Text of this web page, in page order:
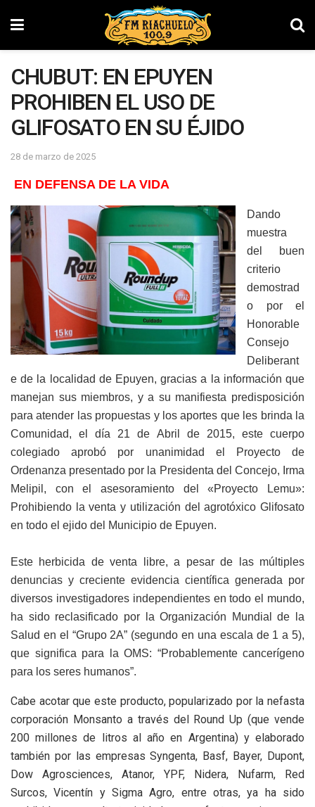
CHUBUT: EN EPUYEN
PROHIBEN EL USO DE
GLIFOSATO EN SU ÉJIDO
28 de marzo de 2025
EN DEFENSA DE LA VIDA
Dando
muestra
del buen
criterio
demostrad
o por el
Honorable
Consejo
Deliberant
e de la localidad de Epuyen, gracias a la información que
manejan sus miembros, y a su manifiesta predisposición
para atender las propuestas y los aportes que les brinda la
Comunidad, el día 21 de Abril de 2015, este cuerpo
colegiado aprobó por unanimidad el Proyecto de
Ordenanza presentado por la Presidenta del Concejo, Irma
Melipil, con el asesoramiento del «Proyecto Lemu»:
Prohibiendo la venta y utilización del agrotóxico Glifosato
en todo el ejido del Municipio de Epuyen.
Este herbicida de venta libre, a pesar de las múltiples
denuncias y creciente evidencia científica generada por
diversos investigadores independientes en todo el mundo,
ha sido reclasificado por la Organización Mundial de la
Salud en el “Grupo 2A” (segundo en una escala de 1 a 5),
que significa para la OMS: “Probablemente cancerígeno
para los seres humanos”.
Cabe acotar que este producto, popularizado por la nefasta
corporación Monsanto a través del Round Up (que vende
200 millones de litros al año en Argentina) y elaborado
también por las empresas Syngenta, Basf, Bayer, Dupont,
Dow Agrosciences, Atanor, YPF, Nidera, Nufarm, Red
Surcos, Vicentín y Sigma Agro, entre otras, ya ha sido